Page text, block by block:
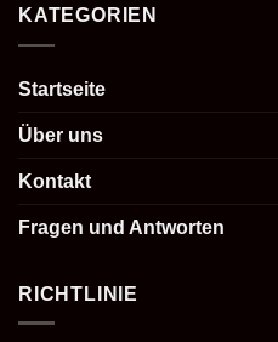
KATEGORIEN
Startseite
Über uns
Kontakt
Fragen und Antworten
RICHTLINIE